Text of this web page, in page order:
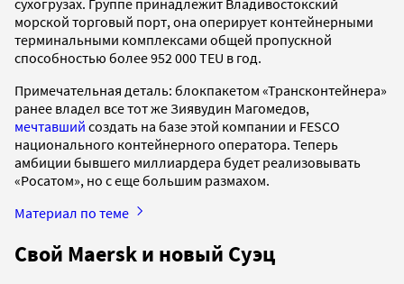
морской торговый порт, она оперирует контейнерными
терминальными комплексами общей пропускной
способностью более 952 000 TEU в год.
Примечательная деталь: блокпакетом «Трансконтейнера»
ранее владел все тот же Зиявудин Магомедов,
мечтавший создать на базе этой компании и FESCO
национального контейнерного оператора. Теперь
амбиции бывшего миллиардера будет реализовывать
«Росатом», но с еще большим размахом.
Материал по теме
Свой Maersk и новый Суэц